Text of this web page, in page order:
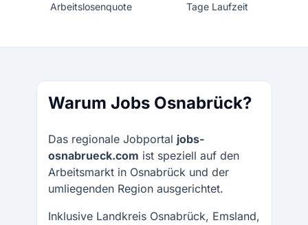
Arbeitslosenquote Tage Laufzeit
Warum Jobs Osnabrück?
Das regionale Jobportal jobs-
osnabrueck.com ist speziell auf den
Arbeitsmarkt in Osnabrück und der
umliegenden Region ausgerichtet.
Inklusive Landkreis Osnabrück, Emsland,